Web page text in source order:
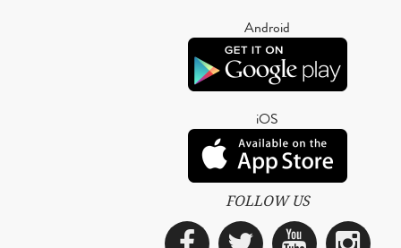
Android
iOS
FOLLOW US